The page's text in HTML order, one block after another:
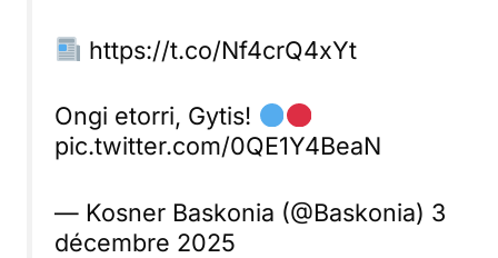
https://t.co/Nf4crQ4xYt
Ongi etorri, Gytis!
pic.twitter.com/0QE1Y4BeaN
— Kosner Baskonia (@Baskonia) 3
décembre 2025